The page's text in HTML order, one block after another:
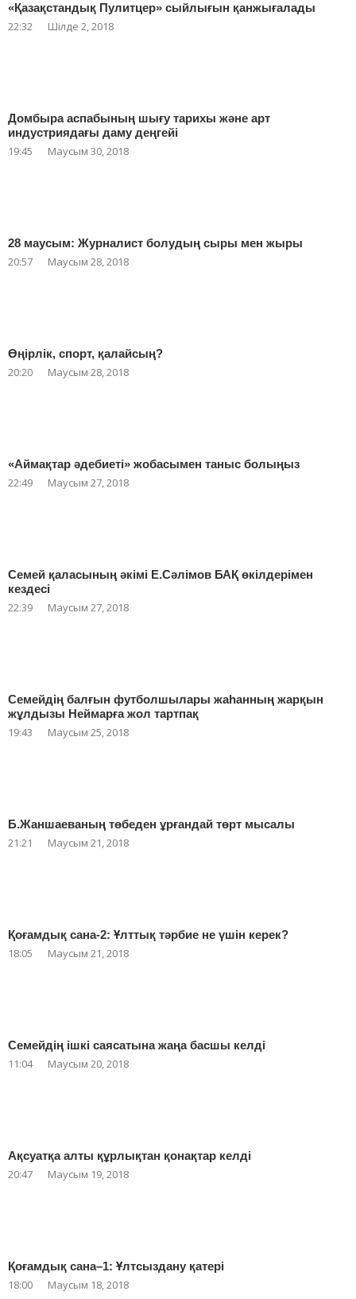
«Қазақстандық Пулитцер» сыйлығын қанжығалады
22:32 Шілде 2, 2018
Домбыра аспабының шығу тарихы және арт
индустриядағы даму деңгейі
19:45 Маусым 30, 2018
28 маусым: Журналист болудың сыры мен жыры
20:57 Маусым 28, 2018
Өңірлік, спорт, қалайсың?
20:20 Маусым 28, 2018
«Аймақтар әдебиеті» жобасымен таныс болыңыз
22:49 Маусым 27, 2018
Семей қаласының әкімі Е.Сәлімов БАҚ өкілдерімен
кездесі
22:39 Маусым 27, 2018
Семейдің балғын футболшылары жаһанның жарқын
жұлдызы Неймарға жол тартпақ
19:43 Маусым 25, 2018
Б.Жаншаеваның төбеден ұрғандай төрт мысалы
21:21 Маусым 21, 2018
Қоғамдық сана-2: Ұлттық тәрбие не үшін керек?
18:05 Маусым 21, 2018
Семейдің ішкі саясатына жаңа басшы келді
11:04 Маусым 20, 2018
Ақсуатқа алты құрлықтан қонақтар келді
20:47 Маусым 19, 2018
Қоғамдық сана–1: Ұлтсыздану қатері
18:00 Маусым 18, 2018